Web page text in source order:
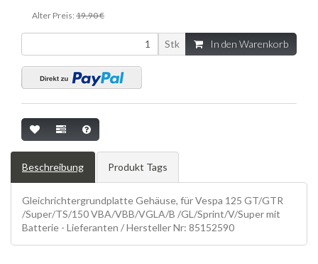
Alter Preis: 19,90 €
Stk In den Warenkorb
Beschreibung Produkt Tags
Gleichrichtergrundplatte Gehäuse, für Vespa 125 GT/GTR
/Super/TS/150 VBA/VBB/VGLA/B /GL/Sprint/V/Super mit
Batterie - Lieferanten / Hersteller Nr: 85152590